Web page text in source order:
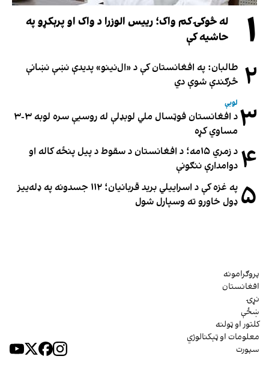
۱
له څوکۍ کم واک؛ رییس الوزرا د واک او پرېکړو په
حاشیه کې
۲ طالبان: په افغانستان کې د «ال‌نینو» پدیدې نښې نښانې
څرګندې شوې دي
۳ لوبې
د افغانستان فوټسال ملي لوبډلې له روسیې سره لوبه ۳-۳
مساوي کړه
۴
د زمري ۱۵مه؛ د افغانستان د سقوط د پیل پنځه کاله او
دوامدارې ننګونې
۵
په غزه کې د اسراییلي برید قربانیان؛ ۱۱۲ جسدونه په ډله‌ییز
ډول خاورو ته وسپارل شول
پروګرامونه
افغانستان
نړۍ
ښځې
کلتور او ټولنه
معلومات او ټېکنالوژي
سپورت